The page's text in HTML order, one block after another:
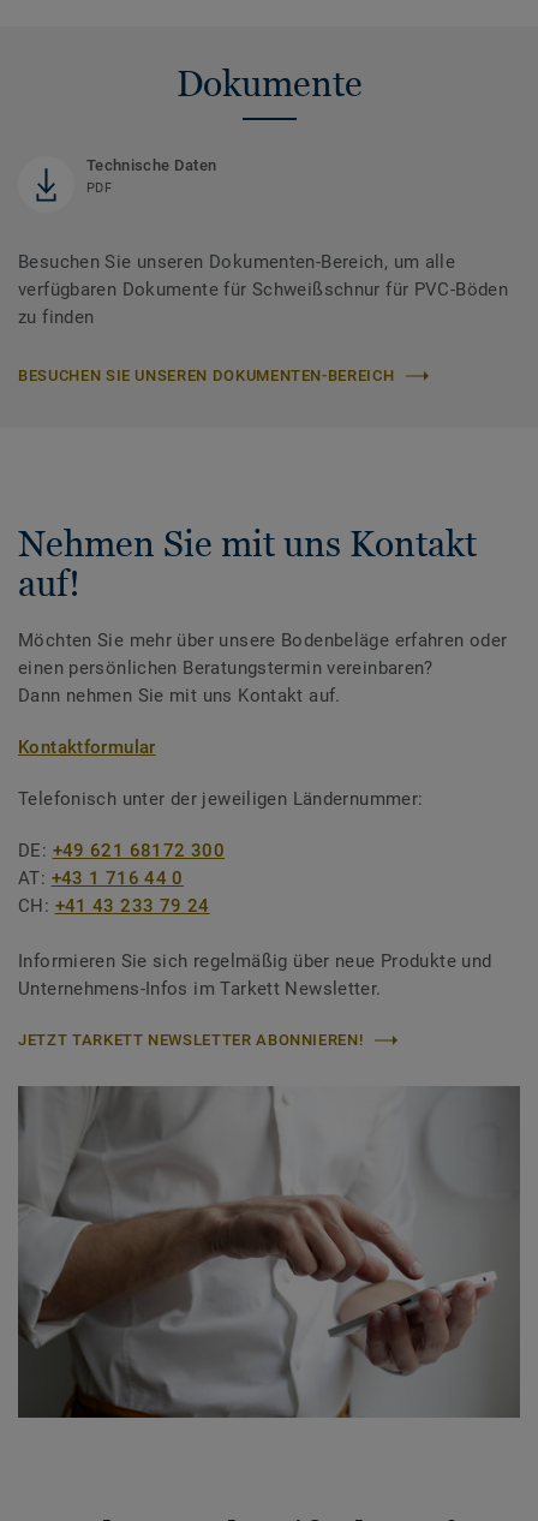
Dokumente
Technische Daten
PDF
Besuchen Sie unseren Dokumenten-Bereich, um alle
verfügbaren Dokumente für Schweißschnur für PVC-Böden
zu finden
BESUCHEN SIE UNSEREN DOKUMENTEN-BEREICH
Nehmen Sie mit uns Kontakt
auf!
Möchten Sie mehr über unsere Bodenbeläge erfahren oder
einen persönlichen Beratungstermin vereinbaren?
Dann nehmen Sie mit uns Kontakt auf.
Kontaktformular
Telefonisch unter der jeweiligen Ländernummer:
DE: +49 621 68172 300
AT: +43 1 716 44 0
CH: +41 43 233 79 24
Informieren Sie sich regelmäßig über neue Produkte und
Unternehmens-Infos im Tarkett Newsletter.
JETZT TARKETT NEWSLETTER ABONNIEREN!